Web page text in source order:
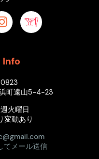
町遠山5-4-23
火曜日
変動あり
てメール送信